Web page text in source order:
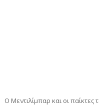
Ο Μεντιλίμπαρ και οι παίκτες